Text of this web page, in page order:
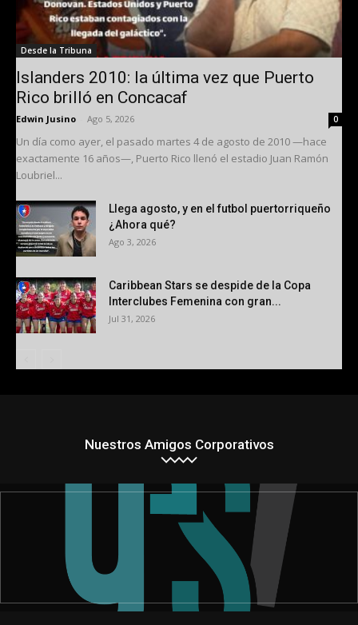
Desde la Tribuna
Islanders 2010: la última vez que Puerto
Rico brilló en Concacaf
Edwin Jusino Ago 5, 2026 0
Un día como ayer, el pasado martes 4 de agosto de 2010 —hace
exactamente 16 años—, Puerto Rico llenó el estadio Juan Ramón
Loubriel...
Llega agosto, y en el futbol puertorriqueño
¿Ahora qué?
Ago 3, 2026
Caribbean Stars se despide de la Copa
Interclubes Femenina con gran...
Jul 31, 2026
Nuestros Amigos Corporativos